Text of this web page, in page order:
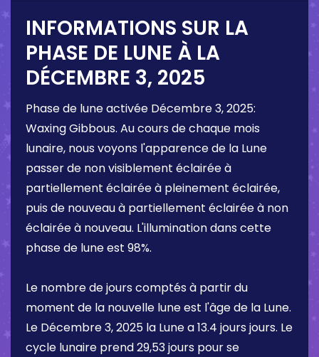
INFORMATIONS SUR LA
PHASE DE LUNE À LA
DÉCEMBRE 3, 2025
Phase de lune activée Décembre 3, 2025:
Waxing Gibbous. Au cours de chaque mois
lunaire, nous voyons l'apparence de la Lune
passer de non visiblement éclairée à
partiellement éclairée à pleinement éclairée,
puis de nouveau à partiellement éclairée à non
éclairée à nouveau. L'illumination dans cette
phase de lune est 98%.
Le nombre de jours comptés à partir du
moment de la nouvelle lune est l'âge de la Lune.
Le Décembre 3, 2025 la Lune a13.4 jours jours. Le
cycle lunaire prend 29,53 jours pour se